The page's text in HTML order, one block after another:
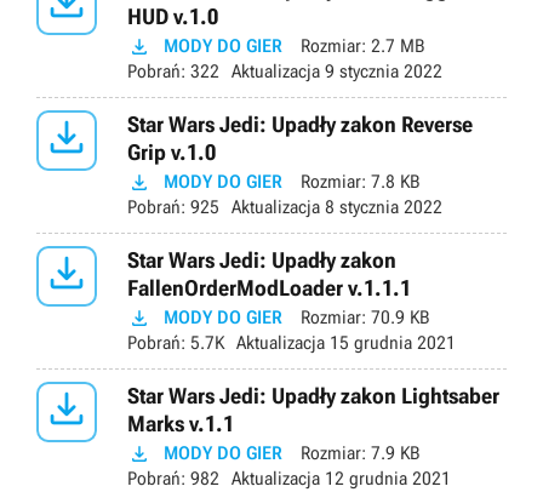
HUD v.1.0
 MODY DO GIER Rozmiar: 2.7 MB
Pobrań: 322 Aktualizacja 9 stycznia 2022

Star Wars Jedi: Upadły zakon Reverse
Grip v.1.0
 MODY DO GIER Rozmiar: 7.8 KB
Pobrań: 925 Aktualizacja 8 stycznia 2022

Star Wars Jedi: Upadły zakon
FallenOrderModLoader v.1.1.1
 MODY DO GIER Rozmiar: 70.9 KB
Pobrań: 5.7K Aktualizacja 15 grudnia 2021

Star Wars Jedi: Upadły zakon Lightsaber
Marks v.1.1
 MODY DO GIER Rozmiar: 7.9 KB
Pobrań: 982 Aktualizacja 12 grudnia 2021